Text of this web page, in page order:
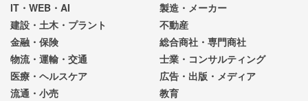
IT・WEB・AI
製造・メーカー
建設・土木・プラント
不動産
金融・保険
総合商社・専門商社
物流・運輸・交通
士業・コンサルティング
医療・ヘルスケア
広告・出版・メディア
流通・小売
教育